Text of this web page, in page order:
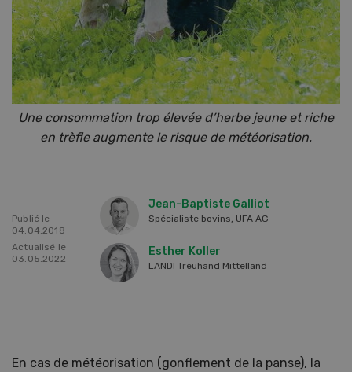
Une consommation trop élevée d’herbe jeune et riche
en trèfle augmente le risque de météorisation.
Publié le
04.04.2018
Actualisé le
03.05.2022
Jean-Baptiste Galliot
Spécialiste bovins, UFA AG
Esther Koller
LANDI Treuhand Mittelland
En cas de météorisation (gonflement de la panse), la